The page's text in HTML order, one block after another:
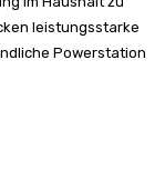
leistungsstarke
Powerstation